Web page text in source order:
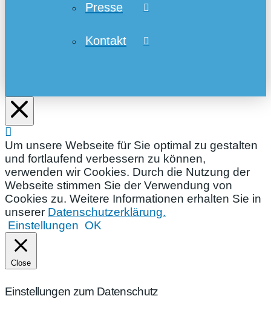
Presse
Kontakt
Um unsere Webseite für Sie optimal zu gestalten
und fortlaufend verbessern zu können,
verwenden wir Cookies. Durch die Nutzung der
Webseite stimmen Sie der Verwendung von
Cookies zu. Weitere Informationen erhalten Sie in
unserer Datenschutzerklärung.
Einstellungen OK
Close
Einstellungen zum Datenschutz